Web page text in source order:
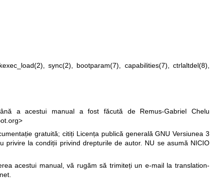
kexec_load(2) sync(2) bootparam(7) capabilities(7) ,ctrlaltdel(8)
a acestui manual a fost făcută de Remus-Gabriel Chelu
gratuită; citiți Licența publică generală GNU Versiunea 3
privire la condiții privind drepturile de autor. NU se asumă NICIO
acestui manual, vă rugăm să trimiteți un e-mail la translation-
.